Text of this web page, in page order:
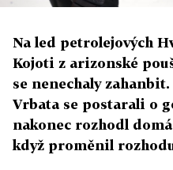
Na led petrolejových
Kojoti z arizonské
se nenechaly
Vrbata se postarali o
nakonec rozhodl
když proměnil